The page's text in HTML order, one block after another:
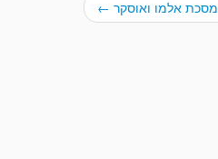
מסכת אלמו ואוסקר ←